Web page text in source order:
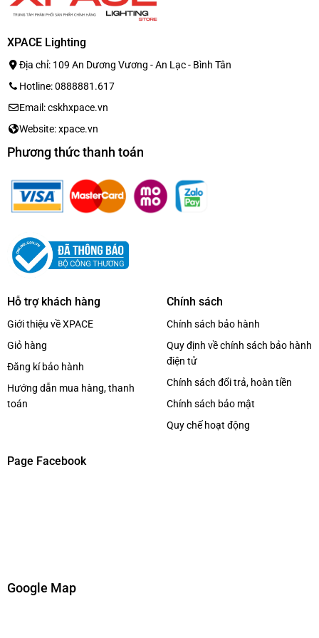
Thích hợp với không gian studio vừa và lớn nhờ công
suất mạnh mẽ, dải trầm sâu.
thu chuyên nghiệp.
XPACE Lighting
Địa chỉ: 109 An Dương Vương - An Lạc - Bình Tân
Hotline: 0888881.617
Email: cskhxpace.vn
Website: xpace.vn
Phương thức thanh toán
Hỗ trợ khách hàng
Giới thiệu về XPACE
Giỏ hàng
Đăng kí bảo hành
Hướng dẫn mua hàng, thanh
toán
Chính sách
Chính sách bảo hành
Quy định về chính sách bảo hành
điện tử
Chính sách đổi trả, hoàn tiền
Chính sách bảo mật
Quy chế hoạt động
Page Facebook
Google Map